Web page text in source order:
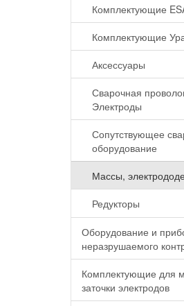
Комплектующие
Комплектующие
Аксессуары
Сварочная
Электроды
Сопутствующее
оборудование
Массы,
Редукторы
Оборудование и
неразрушаемого
Комплектующие для
заточки электродов